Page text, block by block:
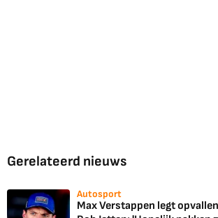
Gerelateerd nieuws
Autosport
Max Verstappen legt